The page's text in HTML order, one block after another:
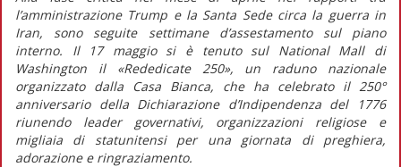
l’amministrazione Trump e la Santa Sede circa la guerra in
Iran, sono seguite settimane d’assestamento sul piano
interno. Il 17 maggio si è tenuto sul National Mall di
Washington il «Rededicate 250», un raduno nazionale
organizzato dalla Casa Bianca, che ha celebrato il 250°
anniversario della Dichiarazione d’Indipendenzadel 1776
riunendo leader governativi, organizzazioni religiose e
migliaia di statunitensi per una giornata di preghiera,
adorazione e ringraziamento.